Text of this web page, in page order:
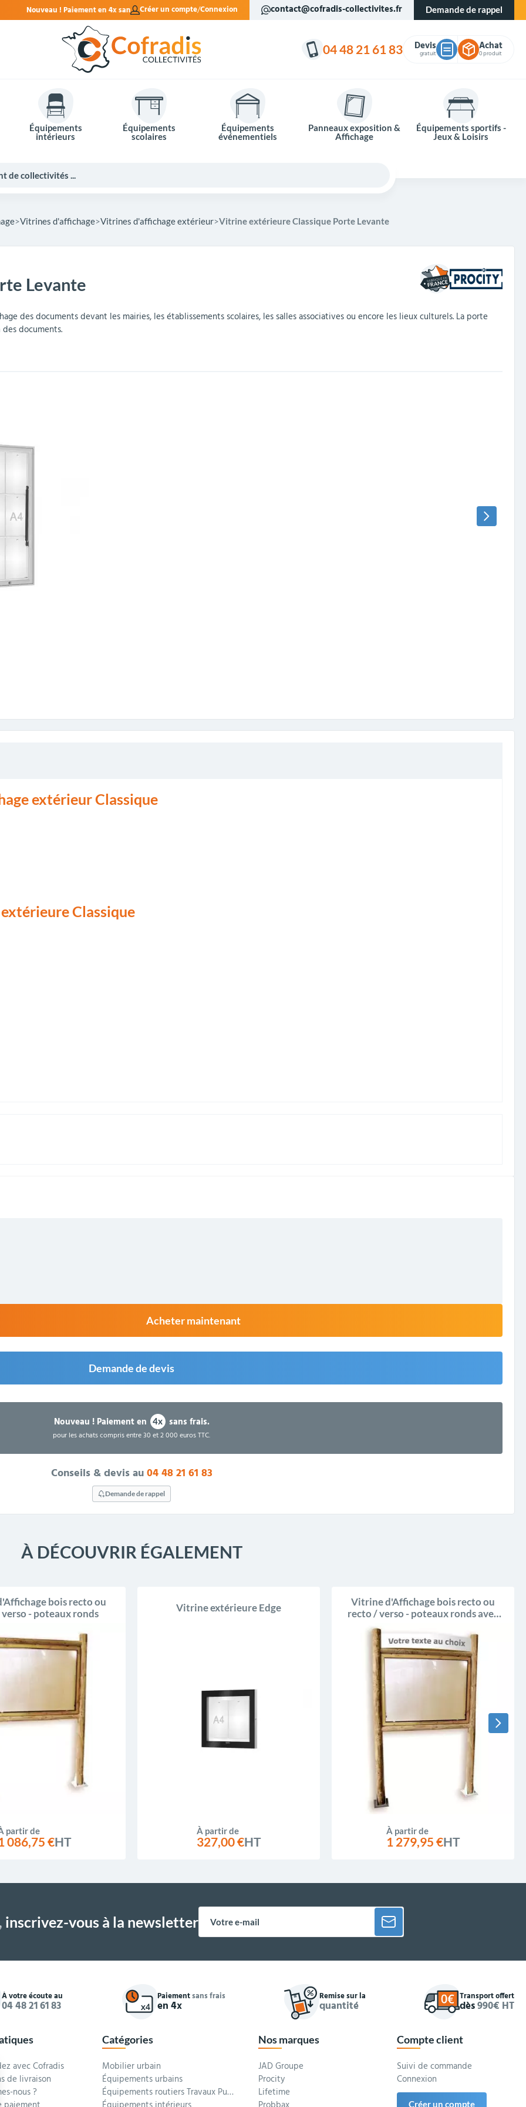
4x sans frais. Créer un compte Connexion contact@cofradis-collectivites.fr Demande de rappel
04 48 21 61 83 Devis
gratuit
Achat
0 produit
Équipements
intérieurs
Équipements
scolaires
Équipements
événementiels
Panneaux exposition &
Affichage
Équipements sportifs -
Jeux & Loisirs
Abris fumeurs
Miroirs de sécurité
Mobilier de bureau
Mobilier crèche et
Pavoisement
Vitrines d'affichage Vitrines d'affichage extérieur Vitrine extérieure Classique Porte Levante
Acheter maintenant
Demande de devis
Nouveau !Paiement en 4x sans frais.
pour les achats compris entre 30 et 2 000 euros TTC.
Conseils & devis au04 48 21 61 83
Demande de rappel
Levante
des documents devant les mairies, les établissements scolaires, les salles associatives ou encore les lieux culturels. La porte
documents.
extérieur Classique
Classique
À DÉCOUVRIR ÉGALEMENT
bois recto ou
- poteaux ronds
partir de
086,75 €HT
Vitrine extérieure Edge
À partir de
327,00 €HT
Vitrine d'Affichage bois recto ou
recto / verso - poteaux ronds avec
À partir de
1 279,95 €HT
inscrivez-vous à la newsletter
À votre écoute au
04 48 21 61 83
Paiementsans frais
en 4x
Remise sur la
quantité
Transport offert
dès990€ HT
avec Cofradis
de livraison
nous ?
Catégories
Mobilier urbain
Équipements urbains
Équipements routiers Travaux Publics
Nos marques
JAD Groupe
Procity
Lifetime
Compte client
Suivi de commande
Connexion
Créer un compte